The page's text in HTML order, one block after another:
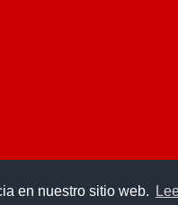
en nuestro sitio web.